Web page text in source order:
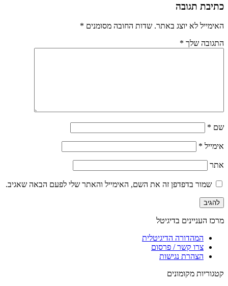
כתיבת תגובה
האימייל לא יוצג באתר. שדות החובה מסומנים *
התגובה שלך *
שם *
אימייל *
אתר
שמור בדפדפן זה את השם, האימייל והאתר שלי לפעם הבאה שאגיב.
מרכז העניינים בדיגיטל
המהדורה הדיגיטלית
צרו קשר / פרסום
הצהרת נגישות
קטגוריות מקומונים